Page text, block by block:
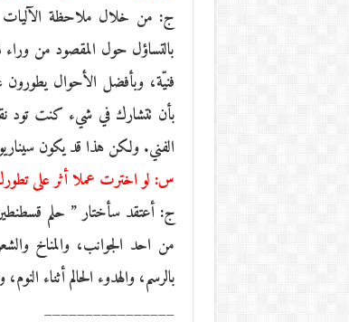
ج: من خلال ملاحظة الآليات
بالتساؤل حول المقصود من
فنيّة، وبأفضل الأحوال
بأن تتشارك في شيء كنت تود
الفني. ولكن هذا قد يكون
س: لو اخترت عملا أثر على
ج: أعتقد سأختار ” حلم
من احد الجوانب، والمناخ
بالرسم، والهدوء الحالم أثناء
________________